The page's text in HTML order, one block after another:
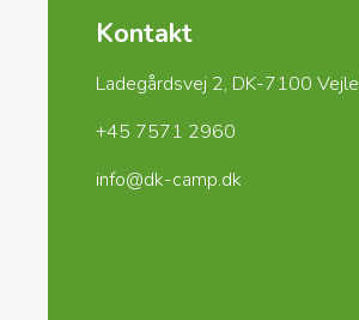
Kontakt
Ladegårdsvej 2, DK-7100 Vejle
+45 7571 2960
info@dk-camp.dk